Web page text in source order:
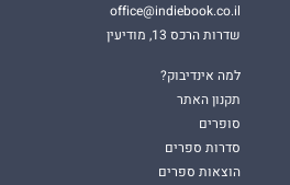
office@indiebook.co.il
שדרות הרכס 13, מודיעין
למה אינדיבוק?
תקנון האתר
סופרים
סדרות ספרים
הוצאות ספרים